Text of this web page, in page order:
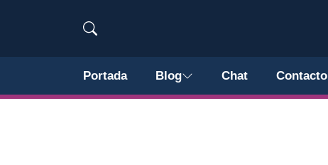
Portada Blog Chat Contacto